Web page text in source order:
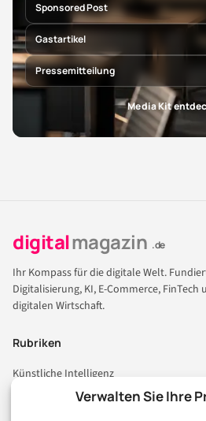
Verwalten Sie Ihre
Sponsored Post
Gastartikel
Pressemitteilung
Media Kit
digitalmagazin .de
Ihr Kompass für die digitale Welt.
Digitalisierung, KI, E-Commerce, FinTech
digitalen Wirtschaft.
Rubriken
Künstliche Intelligenz
Technologie & IT